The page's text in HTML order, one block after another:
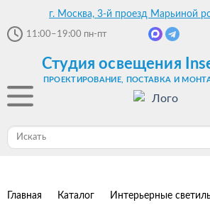
г. Москва, 3-й проезд Марьиной
11:00–19:00 пн-пт
Студия освещения
ПРОЕКТИРОВАНИЕ, ПОСТАВКА И
Главная Каталог Интерьерные